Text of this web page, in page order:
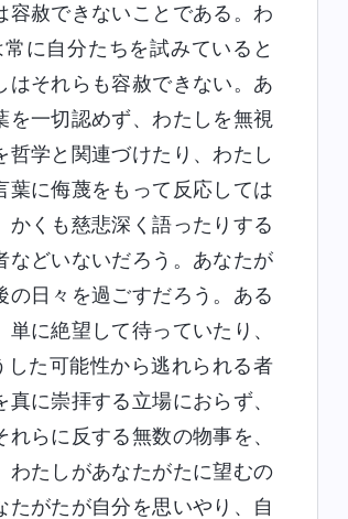
赦できないことである。わ
に自分たちを試みていると
それらも容赦できない。あ
一切認めず、わたしを無視
学と関連づけたり、わたし
に侮蔑をもって反応しては
くも慈悲深く語ったりする
などいないだろう。あなたが
日々を過ごすだろう。ある
に絶望して待っていたり、
た可能性から逃れられる者
に崇拝する立場におらず、
らに反する無数の物事を、
わたしがあなたがたに望むの
がたが自分を思いやり、自